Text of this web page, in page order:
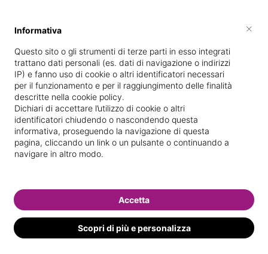
Specializzata in
benessere
Vedi le informazioni di monica
Informativa
Questo sito o gli strumenti di terze parti in esso integrati
trattano dati personali (es. dati di navigazione o indirizzi
IP) e fanno uso di cookie o altri identificatori necessari
per il funzionamento e per il raggiungimento delle finalità
descritte nella cookie policy.
Dichiari di accettare l’utilizzo di cookie o altri
identificatori chiudendo o nascondendo questa
informativa, proseguendo la navigazione di questa
pagina, cliccando un link o un pulsante o continuando a
navigare in altro modo.
Scopri di più e personalizza
Accetta
×